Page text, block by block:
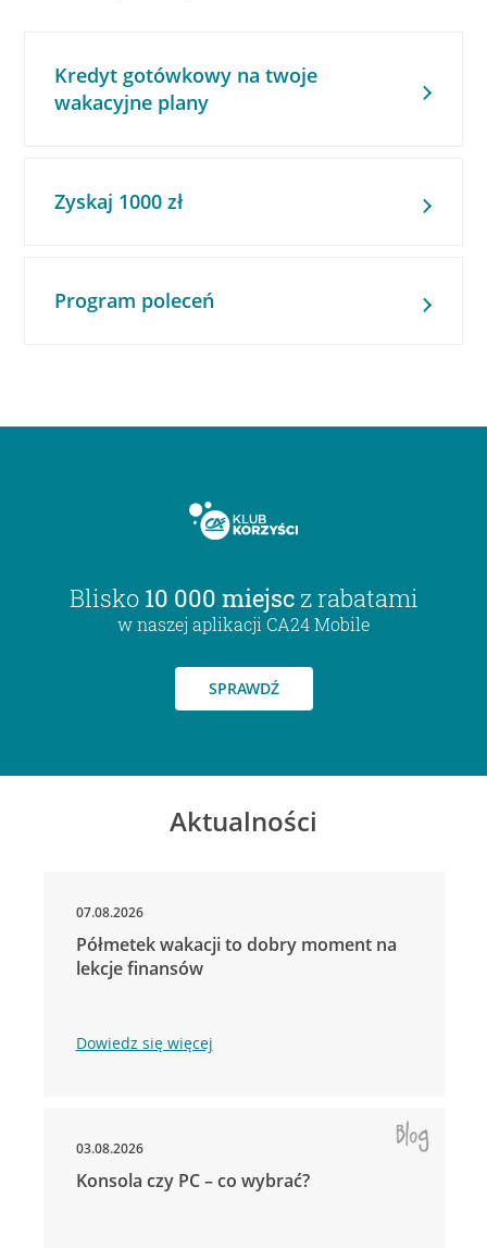
Kredyt gotówkowy na twoje
wakacyjne plany
Zyskaj 1000 zł
Program poleceń
Blisko 10 000 miejsc z rabatami
w naszej aplikacji CA24 Mobile
SPRAWDŹ
Aktualności
07.08.2026
Półmetek wakacji to dobry moment na
lekcje finansów
Dowiedz się więcej
03.08.2026
Konsola czy PC – co wybrać?